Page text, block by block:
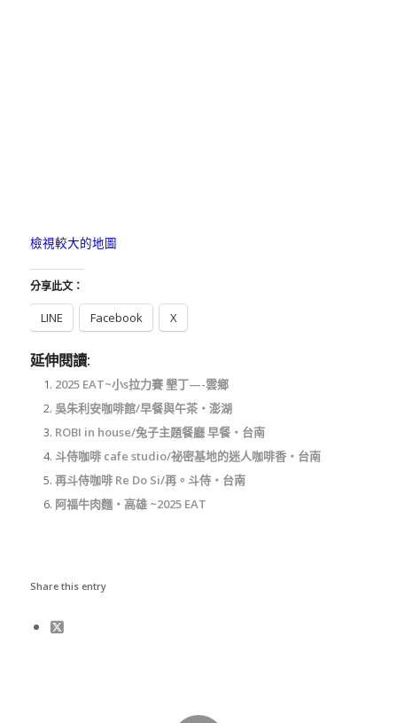
檢視較大的地圖
分享此文：
LINE Facebook X
延伸閱讀:
2025 EAT~小s拉力賽 墾丁—-雲鄉
吳朱利安咖啡館/早餐與午茶‧澎湖
ROBI in house/兔子主題餐廳 早餐‧台南
斗侍咖啡 cafe studio/祕密基地的迷人咖啡香‧台南
再斗侍咖啡 Re Do Si/再。斗侍‧台南
阿福牛肉麵‧高雄 ~2025 EAT
Share this entry